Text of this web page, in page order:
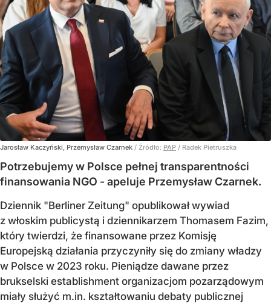
Jarosław Kaczyński, Przemysław Czarnek / Źródło: PAP / Radek Pietruszka
Potrzebujemy w Polsce pełnej transparentności
finansowania NGO - apeluje Przemysław Czarnek.
Dziennik "Berliner Zeitung" opublikował wywiad
z włoskim publicystą i dziennikarzem Thomasem Fazim,
który twierdzi, że finansowane przez Komisję
Europejską działania przyczyniły się do zmiany władzy
w Polsce w 2023 roku. Pieniądze dawane przez
brukselski establishment organizacjom pozarządowym
miały służyć m.in. kształtowaniu debaty publicznej